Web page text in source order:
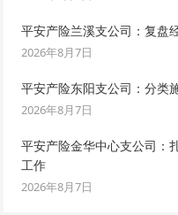
平安产险兰溪支公司：复盘
2026年8月7日
平安产险东阳支公司：分类
2026年8月7日
平安产险金华中心支公司：
工作
2026年8月7日